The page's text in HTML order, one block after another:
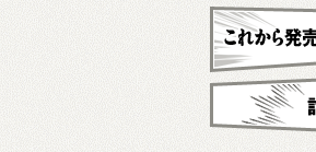
新刊・近刊
これから発売予定